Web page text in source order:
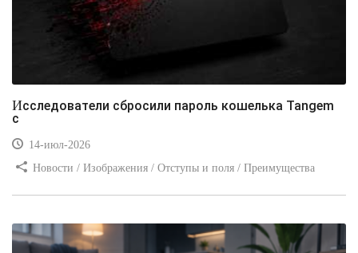
Исследователи сбросили пароль кошелька Tangem
с
14-июл-2026
Новости / Изображения / Отступы и поля / Преимущества